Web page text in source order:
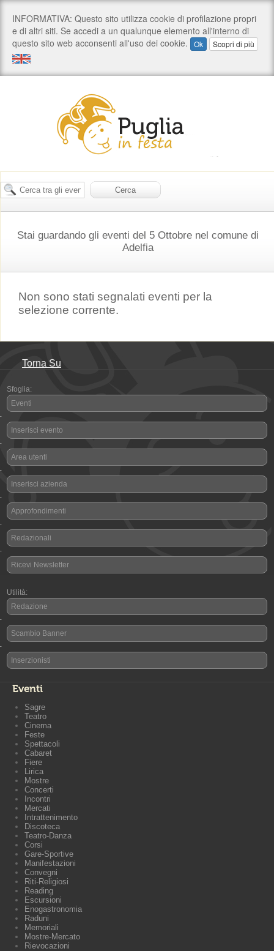
Stai guardando gli eventi del 5 Ottobre nel comune di
Adelfia
Non sono stati segnalati eventi per la
selezione corrente.
Torna Su
Sfoglia:
Eventi
-
Inserisci evento
-
Area utenti
-
Inserisci azienda
-
Approfondimenti
-
Redazionali
-
Ricevi Newsletter
Utilità:
Redazione
-
Scambio Banner
-
Inserzionisti
Eventi
Sagre
Teatro
Cinema
Feste
Spettacoli
Cabaret
Fiere
Lirica
Mostre
Concerti
Incontri
Mercati
Intrattenimento
Discoteca
Teatro-Danza
Corsi
Gare-Sportive
Manifestazioni
Convegni
Riti-Religiosi
Reading
Escursioni
Enogastronomia
Raduni
Memoriali
Mostre-Mercato
Rievocazioni